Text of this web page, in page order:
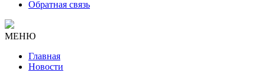
Обратная связь
МЕНЮ
Главная
Новости